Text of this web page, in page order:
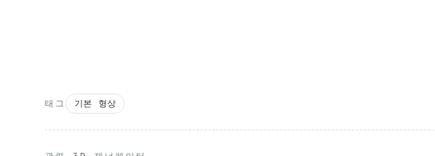
태그 기본 형상